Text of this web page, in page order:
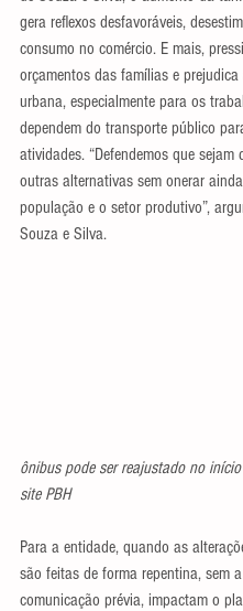
gera reflexos desfavoráveis,
consumo no comércio. E mais,
orçamentos das famílias e
urbana, especialmente para os
dependem do transporte público
atividades. “Defendemos que sejam
outras alternativas sem onerar
população e o setor produtivo”,
Souza e Silva.
ônibus pode ser reajustado no
site PBH
Para a entidade, quando as
são feitas de forma repentina, sem
comunicação prévia, impactam o